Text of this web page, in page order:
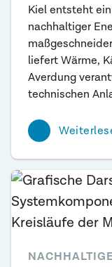
Kiel entsteht
nachhaltiger
liefert Wärme,
Averdung
technischen